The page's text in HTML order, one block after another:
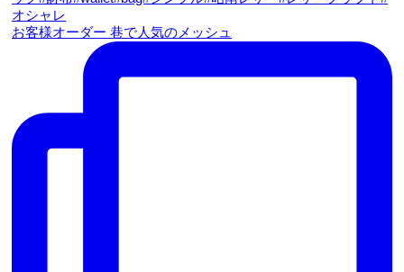
お客様オーダー 巷で人気のメッシュ